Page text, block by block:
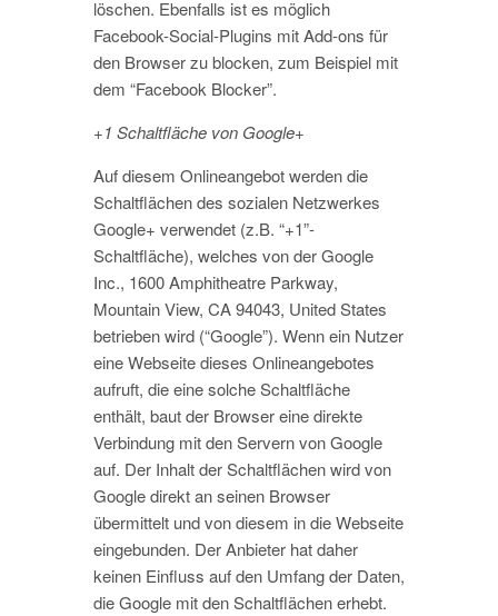
löschen. Ebenfalls ist es möglich
Facebook-Social-Plugins mit Add-ons für
den Browser zu blocken, zum Beispiel mit
dem “Facebook Blocker”.
+1 Schaltfläche von Google+
Auf diesem Onlineangebot werden die
Schaltflächen des sozialen Netzwerkes
Google+ verwendet (z.B. “+1”-
Schaltfläche), welches von der Google
Inc., 1600 Amphitheatre Parkway,
Mountain View, CA 94043, United States
betrieben wird (“Google”). Wenn ein Nutzer
eine Webseite dieses Onlineangebotes
aufruft, die eine solche Schaltfläche
enthält, baut der Browser eine direkte
Verbindung mit den Servern von Google
auf. Der Inhalt der Schaltflächen wird von
Google direkt an seinen Browser
übermittelt und von diesem in die Webseite
eingebunden. Der Anbieter hat daher
keinen Einfluss auf den Umfang der Daten,
die Google mit den Schaltflächen erhebt.